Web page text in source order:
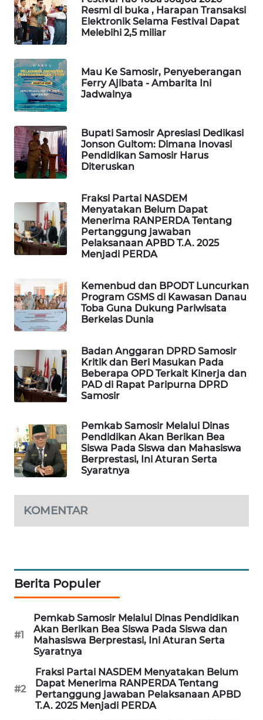
Resmi di buka , Harapan Transaksi
Elektronik Selama Festival Dapat
Melebihi 2,5 miliar
Mau Ke Samosir, Penyeberangan
Ferry Ajibata - Ambarita Ini
Jadwalnya
Bupati Samosir Apresiasi Dedikasi
Jonson Gultom: Dimana Inovasi
Pendidikan Samosir Harus
Diteruskan
Fraksi Partai NASDEM
Menyatakan Belum Dapat
Menerima RANPERDA Tentang
Pertanggung jawaban
Pelaksanaan APBD T.A. 2025
Menjadi PERDA
Kemenbud dan BPODT Luncurkan
Program GSMS di Kawasan Danau
Toba Guna Dukung Pariwisata
Berkelas Dunia
Badan Anggaran DPRD Samosir
Kritik dan Beri Masukan Pada
Beberapa OPD Terkait Kinerja dan
PAD di Rapat Paripurna DPRD
Samosir
Pemkab Samosir Melalui Dinas
Pendidikan Akan Berikan Bea
Siswa Pada Siswa dan Mahasiswa
Berprestasi, Ini Aturan Serta
Syaratnya
KOMENTAR
Berita Populer
#1
Pemkab Samosir Melalui Dinas Pendidikan
Akan Berikan Bea Siswa Pada Siswa dan
Mahasiswa Berprestasi, Ini Aturan Serta
Syaratnya
#2
Fraksi Partai NASDEM Menyatakan Belum
Dapat Menerima RANPERDA Tentang
Pertanggung jawaban Pelaksanaan APBD
T.A. 2025 Menjadi PERDA
GARONGGANG
NEWS
ID
ENERGI
NEWS
CILEUNGSI
NEWS
BERKAT
BERAMPU
NEWS
AKHLAK
ID
PERAPKI
NEWS
SONYA